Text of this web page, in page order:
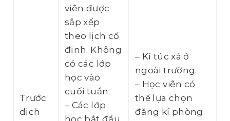
Trước
dịch
viên được
sắp xếp
theo lịch cố
định. Không
có các lớp
học vào
cuối tuần.
– Các lớp
học bắt đầu
– Kí túc xá ở
ngoài trường.
– Học viên có
thể lựa chọn
đăng kí phòng